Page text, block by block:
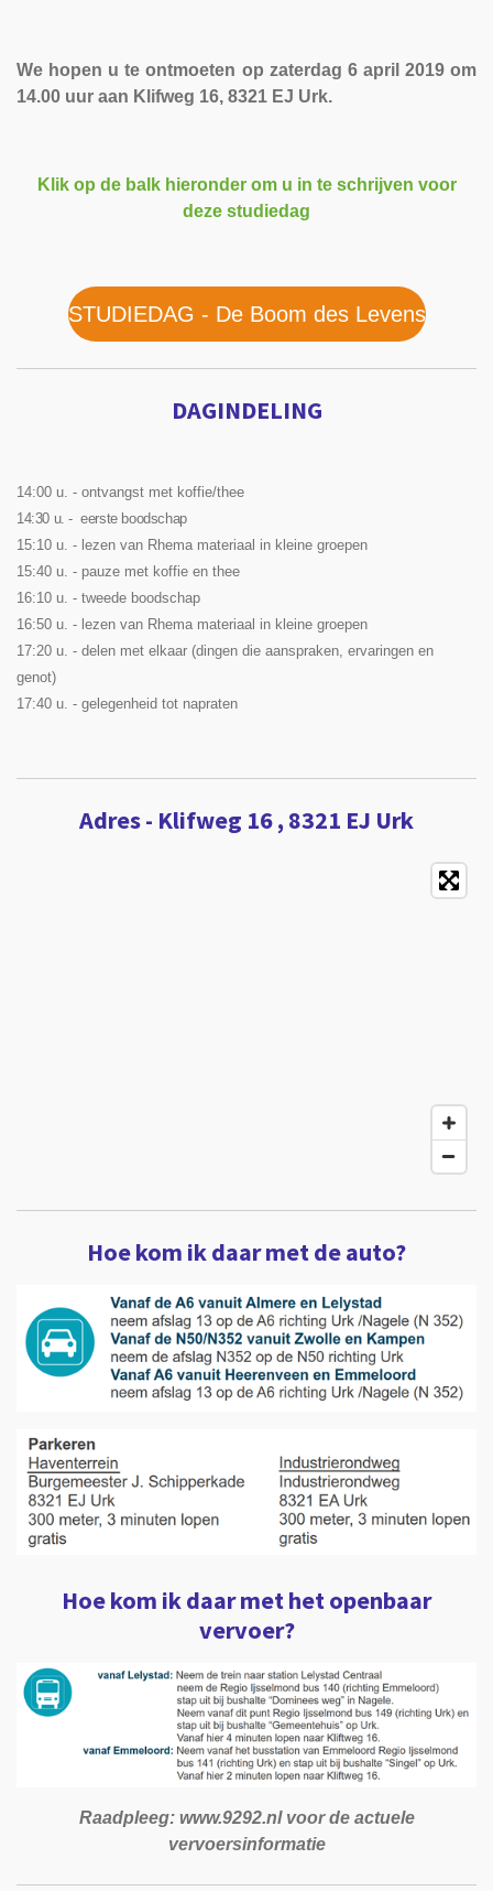
We hopen u te ontmoeten op zaterdag 6 april 2019 om
14.00 uur aan Klifweg 16, 8321 EJ Urk.
Klik op de balk hieronder om u in te schrijven voor
deze studiedag
STUDIEDAG - De Boom des Levens
DAGINDELING
14:00 u. - ontvangst met koffie/thee
14:30 u. - eerste boodschap
15:10 u. - lezen van Rhema materiaal in kleine groepen
15:40 u. - pauze met koffie en thee
16:10 u. - tweede boodschap
16:50 u. - lezen van Rhema materiaal in kleine groepen
17:20 u. - delen met elkaar (dingen die aanspraken, ervaringen en
genot)
17:40 u. - gelegenheid tot napraten
Adres - Klifweg 16 , 8321 EJ Urk
Hoe kom ik daar met de auto?
Hoe kom ik daar met het openbaar
vervoer?
Raadpleeg: www.9292.nl voor de actuele
vervoersinformatie